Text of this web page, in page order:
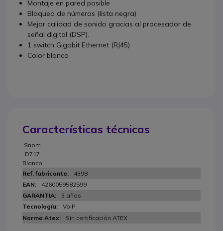
Montaje en pared posible
Bloqueo de números (lista negra)
Mejor calidad de sonido gracias al procesador de
señal digital (DSP).
1 switch Gigabit Ethernet (RJ45)
Color blanco
Características técnicas
Snom
D717
Blanco
4398
4260059582599
3 años
VoIP
Sin certificación ATEX